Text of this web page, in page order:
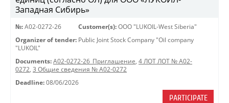
Западная Сибирь»
№: A02-0272-26 Customer(s): OOO "LUKOIL-West Siberia"
Organizer of tender: Public Joint Stock Company "Oil company
"LUKOIL"
Documents: A02-0272-26_Приглашение, 4 ЛОТ ЛОТ № A02-
0272, 3 Общие сведения № A02-0272
Deadline: 08/06/2026
PARTICIPATE